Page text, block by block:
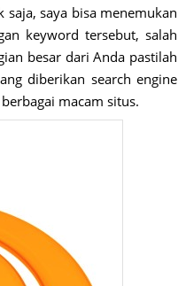
saja, saya bisa menemukan
keyword tersebut, salah
besar dari Anda pastilah
diberikan search engine
macam situs.